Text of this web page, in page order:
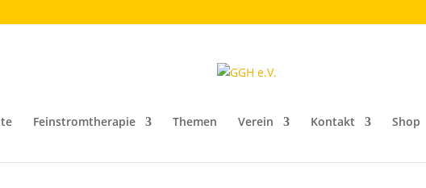
Feinstromtherapie Themen Verein Kontakt Shop